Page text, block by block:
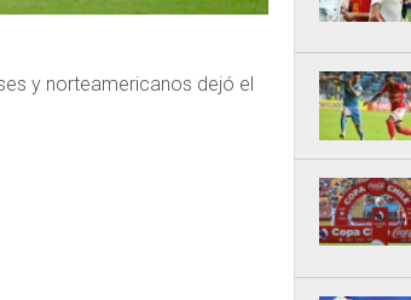
y norteamericanos dejó el